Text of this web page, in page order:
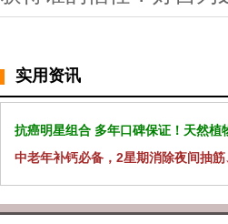
实用资讯
抗癌明星组合 多年口碑保证！天然植
中老年补钙必备，2星期消除夜间抽